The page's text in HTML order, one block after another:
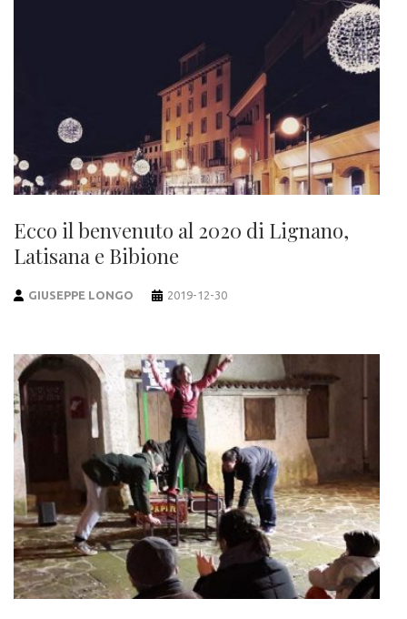
Ecco il benvenuto al 2020 di Lignano,
Latisana e Bibione
GIUSEPPE LONGO 2019-12-30